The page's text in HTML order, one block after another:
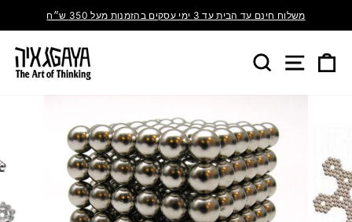
משלוח חינם עד הבית עד 3 ימי עסקים בהזמנות מעל 350 ש״ח